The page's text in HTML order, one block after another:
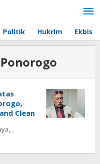
Politik Hukrim Ekbis
Clean
,